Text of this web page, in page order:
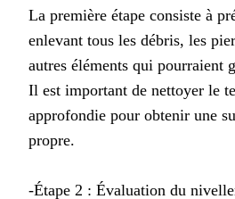
La première étape consiste à
enlevant tous les débris, les
autres éléments qui pourraient
Il est important de nettoyer le
approfondie pour obtenir une
propre.
-Étape 2 : Évaluation du